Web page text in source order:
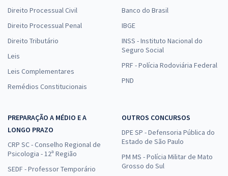
Direito Processual Civil
Direito Processual Penal
Direito Tributário
Leis
Leis Complementares
Remédios Constitucionais
Banco do Brasil
IBGE
INSS - Instituto Nacional do
Seguro Social
PRF - Polícia Rodoviária Federal
PND
PREPARAÇÃO A MÉDIO E A
LONGO PRAZO
CRP SC - Conselho Regional de
Psicologia - 12ª Região
SEDF - Professor Temporário
OUTROS CONCURSOS
DPE SP - Defensoria Pública do
Estado de São Paulo
PM MS - Polícia Militar de Mato
Grosso do Sul